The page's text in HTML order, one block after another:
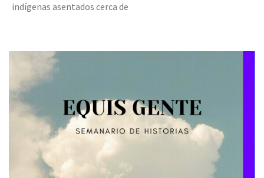
indígenas asentados cerca de